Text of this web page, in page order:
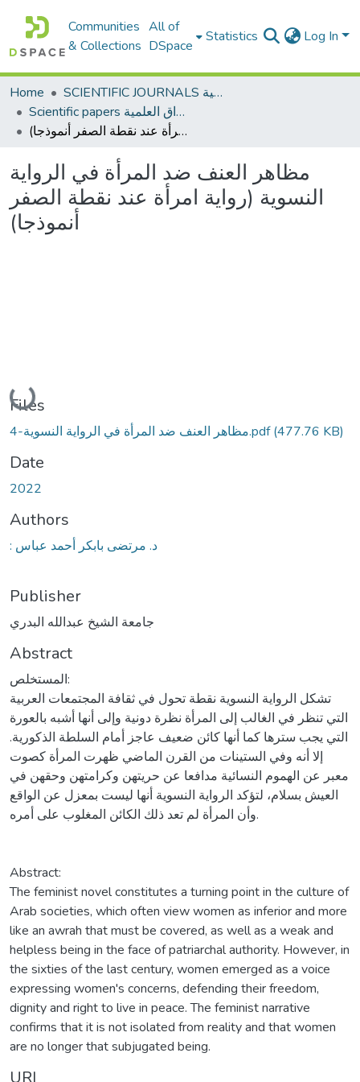
Communities
& Collections
All of
DSpace
Statistics Log In
Home
SCIENTIFIC JOURNALS المجلات العلمية
Scientific papers الأوراق العلمية
مظاهر العنف ضد المرأة في الرواية النسوية (رواية امرأة عند نقطة الصفر أنموذجا)
مظاهر العنف ضد المرأة في الرواية
النسوية (رواية امرأة عند نقطة الصفر
أنموذجا)
Loading...
Files
4-مظاهر العنف ضد المرأة في الرواية النسوية.pdf(477.76 KB)
Date
2022
Authors
: د. مرتضى بابكر أحمد عباس
Publisher
جامعة الشيخ عبدالله البدري
Abstract
المستخلص:
تشكل الرواية النسوية نقطة تحول في ثقافة المجتمعات العربية
التي تنظر في الغالب إلى المرأة نظرة دونية وإلى أنها أشبه بالعورة
التي يجب سترها كما أنها كائن ضعيف عاجز أمام السلطة الذكورية.
إلا أنه وفي الستينات من القرن الماضي ظهرت المرأة كصوت
معبر عن الهموم النسائية مدافعا عن حريتهن وكرامتهن وحقهن في
العيش بسلام، لتؤكد الرواية النسوية أنها ليست بمعزل عن الواقع
وأن المرأة لم تعد ذلك الكائن المغلوب على أمره.
Abstract:
The feminist novel constitutes a turning point in the culture of
Arab societies, which often view women as inferior and more
like an awrah that must be covered, as well as a weak and
helpless being in the face of patriarchal authority. However, in
the sixties of the last century, women emerged as a voice
expressing women's concerns, defending their freedom,
dignity and right to live in peace. The feminist narrative
confirms that it is not isolated from reality and that women
are no longer that subjugated being.
URI